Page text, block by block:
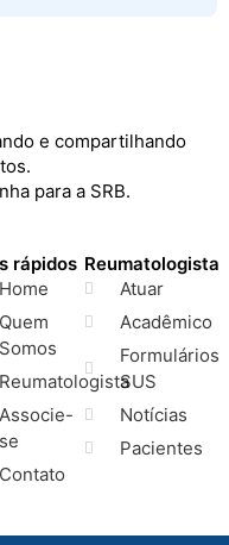
e compartilhando
para a SRB.
rápidos
Home
Quem
Somos
Reumatologista
Associe-
se
Contato
Reumatologista
Atuar
Acadêmico
Formulários
SUS
Notícias
Pacientes